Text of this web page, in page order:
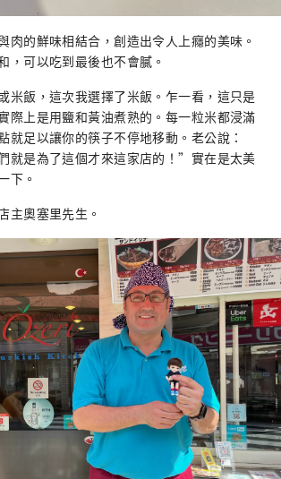
肉的鮮味相結合，創造出令人上癮的美味。
，可以吃到最後也不會膩。
米飯，這次我選擇了米飯。乍一看，這只是
際上是用鹽和黃油煮熟的。每一粒米都浸滿
就足以讓你的筷子不停地移動。老公說：
就是為了這個才來這家店的！”實在是太美
下。
主奧塞里先生。